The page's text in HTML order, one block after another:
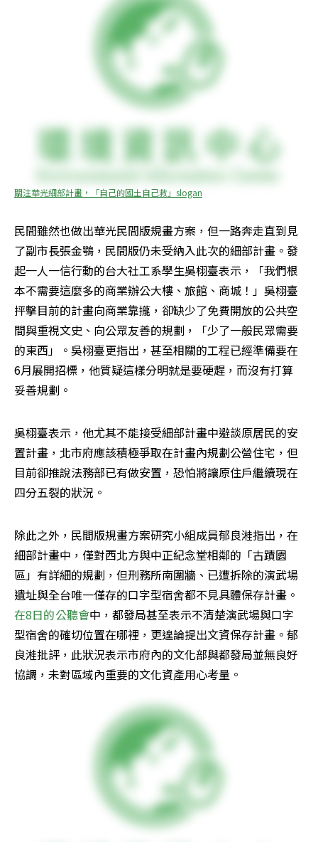
關注華光細部計畫，「自己的國土自己救」slogan
民間雖然也做出華光民間版規畫方案，但一路奔走直到見
了副市長張金鶚，民間版仍未受納入此次的細部計畫。發
起一人一信行動的台大社工系學生吳栩臺表示，「我們根
本不需要這麼多的商業辦公大樓、旅館、商城！」吳栩臺
抨擊目前的計畫向商業靠攏，卻缺少了免費開放的公共空
間與重視文史、向公眾友善的規劃，「少了一般民眾需要
的東西」。吳栩臺更指出，甚至相關的工程已經準備要在
6月展開招標，他質疑這樣分明就是要硬趕，而沒有打算
妥善規劃。
吳栩臺表示，他尤其不能接受細部計畫中避談原居民的安
置計畫，北市府應該積極爭取在計畫內規劃公營住宅，但
目前卻推說法務部已有做安置，恐怕將讓原住戶繼續現在
四分五裂的狀況。
除此之外，民間版規畫方案研究小組成員郁良溎指出，在
細部計畫中，僅對西北方與中正紀念堂相鄰的「古蹟園
區」有詳細的規劃，但刑務所南圍牆、已遭拆除的演武場
遺址與全台唯一僅存的口字型宿舍都不見具體保存計畫。
在8日的公聽會中，都發局甚至表示不清楚演武場與口字
型宿舍的確切位置在哪裡，更遑論提出文資保存計畫。郁
良溎批評，此狀況表示市府內的文化部與都發局並無良好
協調，未對區域內重要的文化資產用心考量。